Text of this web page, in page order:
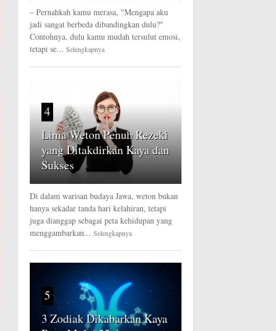
– Pernahkah kamu merasa, "Mengapa aku
jadi sangat berbeda dibandingkan dulu?"
Contohnya, dulu kamu mudah tersulut emosi,
tetapi se... Selengkapnya
4
Lima Weton Penuh Rezeki
yang Ditakdirkan Kaya dan
Sukses
Di dalam warisan budaya Jawa, weton bukan
hanya sekadar tanda hari kelahiran, tetapi
juga dianggap sebagai peta kehidupan yang
menggambarkan... Selengkapnya
5
3 Zodiak Dikabarkan Kaya